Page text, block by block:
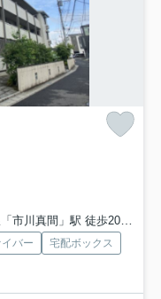
市川真間」駅 徒歩20分
バー
宅配ボックス